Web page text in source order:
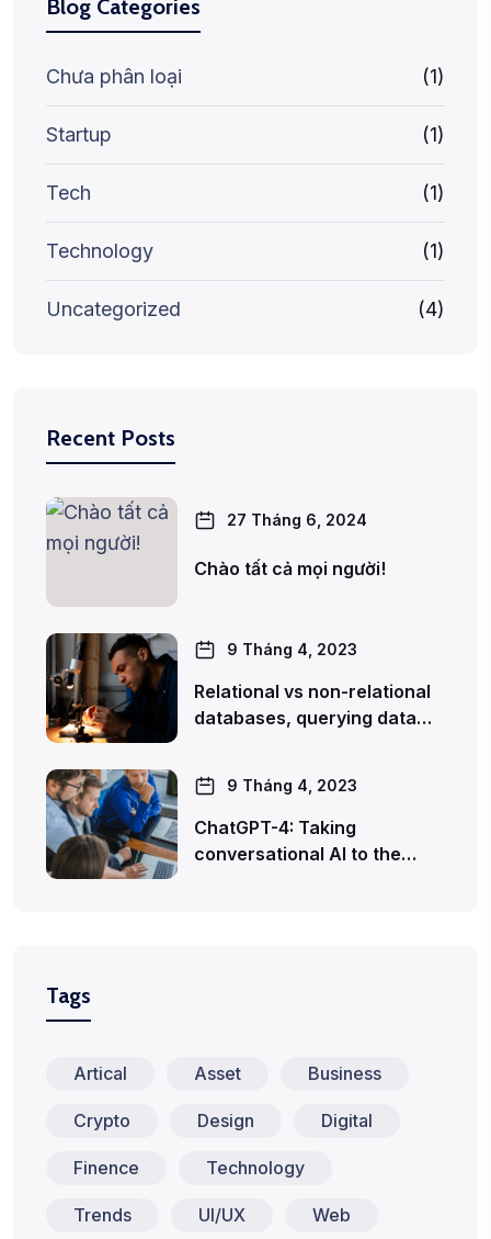
Blog Categories
Chưa phân loại (1)
Startup (1)
Tech (1)
Technology (1)
Uncategorized (4)
Recent Posts
27 Tháng 6, 2024
Chào tất cả mọi người!
9 Tháng 4, 2023
Relational vs non-relational
databases, querying data…
9 Tháng 4, 2023
ChatGPT-4: Taking
conversational AI to the…
Tags
Artical Asset Business
Crypto Design Digital
Finence Technology
Trends UI/UX Web